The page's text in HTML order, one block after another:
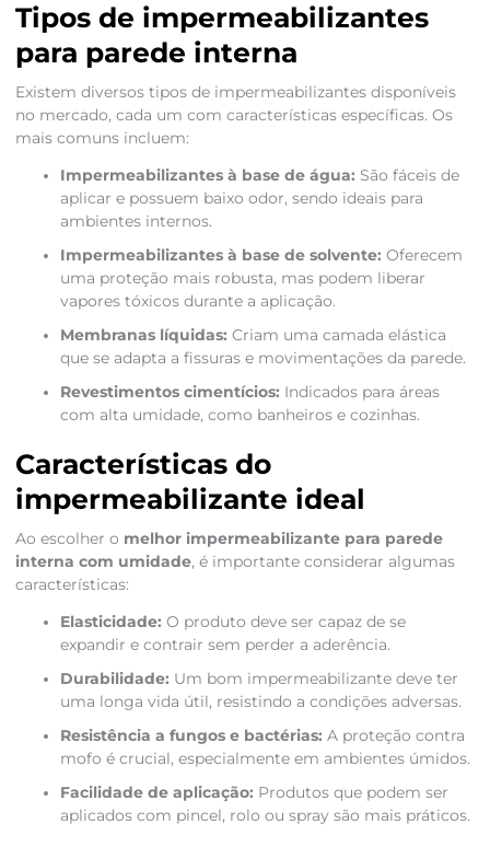
Tipos de impermeabilizantes
para parede interna
Existem diversos tipos de impermeabilizantes disponíveis
no mercado, cada um com características específicas. Os
mais comuns incluem:
Impermeabilizantes à base de água: São fáceis de
aplicar e possuem baixo odor, sendo ideais para
ambientes internos.
Impermeabilizantes à base de solvente: Oferecem
uma proteção mais robusta, mas podem liberar
vapores tóxicos durante a aplicação.
Membranas líquidas: Criam uma camada elástica
que se adapta a fissuras e movimentações da parede.
Revestimentos cimentícios: Indicados para áreas
com alta umidade, como banheiros e cozinhas.
Características do
impermeabilizante ideal
Ao escolher o melhor impermeabilizante para parede
interna com umidade, é importante considerar algumas
características:
Elasticidade: O produto deve ser capaz de se
expandir e contrair sem perder a aderência.
Durabilidade: Um bom impermeabilizante deve ter
uma longa vida útil, resistindo a condições adversas.
Resistência a fungos e bactérias: A proteção contra
mofo é crucial, especialmente em ambientes úmidos.
Facilidade de aplicação: Produtos que podem ser
aplicados com pincel, rolo ou spray são mais práticos.